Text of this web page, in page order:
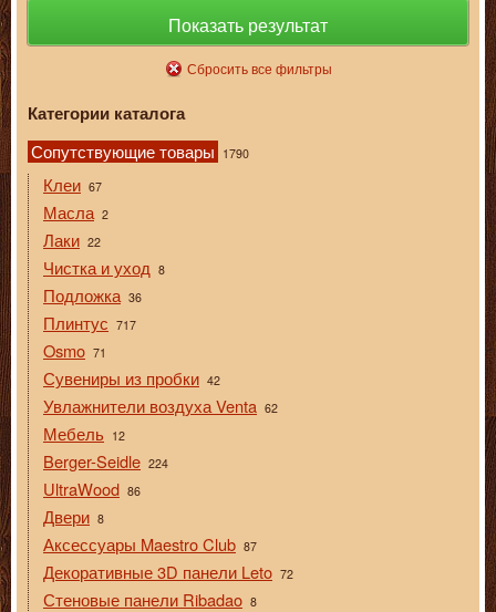
Показать результат
Сбросить все фильтры
Категории каталога
Сопутствующие товары 1790
Клеи 67
Масла 2
Лаки 22
Чистка и уход 8
Подложка 36
Плинтус 717
Osmo 71
Сувениры из пробки 42
Увлажнители воздуха Venta 62
Мебель 12
Berger-Seidle 224
UltraWood 86
Двери 8
Аксессуары Maestro Club 87
Декоративные 3D панели Leto 72
Стеновые панели Ribadao 8